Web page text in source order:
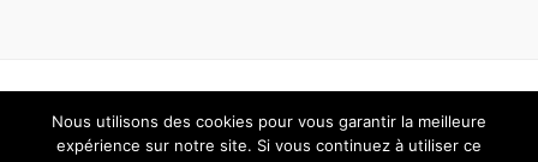
WordPress
Nous utilisons des cookies pour vous garantir la meilleure
expérience sur notre site. Si vous continuez à utiliser ce